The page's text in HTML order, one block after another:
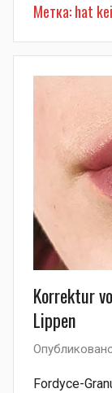
Метка:hat
Korrektur
Lippen
Fordyce-